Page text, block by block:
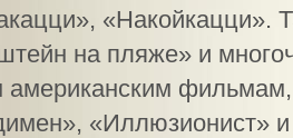
«Накойкацци».
на пляже» и
американским
«Иллюзионист»